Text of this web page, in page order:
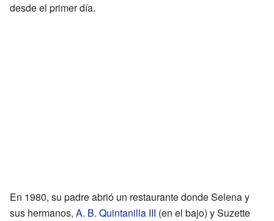
desde el primer día.
En 1980, su padre abrió un restaurante donde Selena y
sus hermanos, A. B. Quintanilla III (en el bajo) y Suzette